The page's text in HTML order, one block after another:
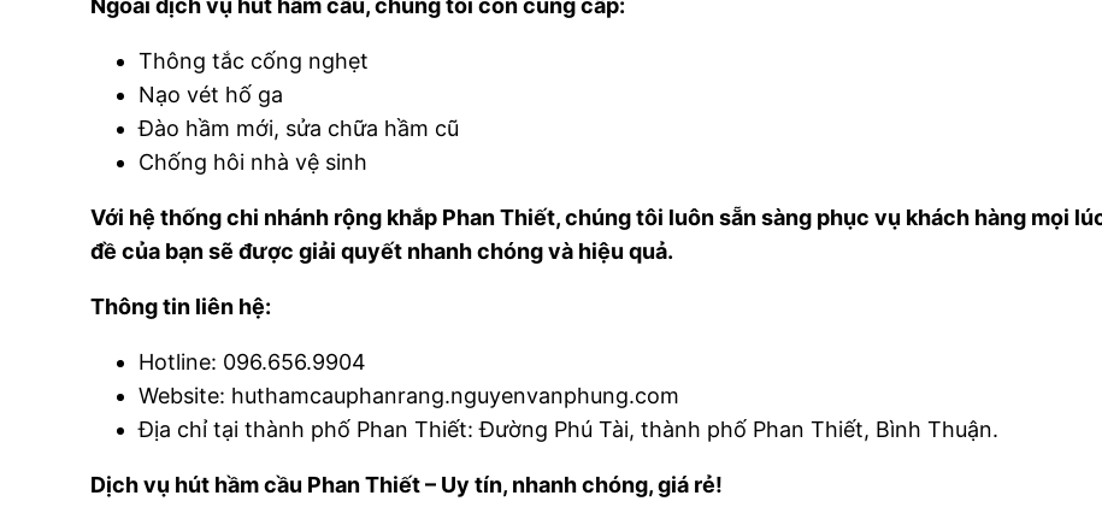
Ngoài dịch vụ hút hầm cầu, chúng tôi còn cung cấp:
Thông tắc cống nghẹt
Nạo vét hố ga
Đào hầm mới, sửa chữa hầm cũ
Chống hôi nhà vệ sinh
Với hệ thống chi nhánh rộng khắp Phan Thiết, chúng tôi luôn sẵn sàng phục vụ khách hàng mọi
đề của bạn sẽ được giải quyết nhanh chóng và hiệu quả.
Thông tin liên hệ:
Hotline: 096.656.9904
Website: huthamcauphanrang.nguyenvanphung.com
Địa chỉ tại thành phố Phan Thiết: Đường Phú Tài, thành phố Phan Thiết, Bình Thuận.
Dịch vụ hút hầm cầu Phan Thiết – Uy tín, nhanh chóng, giá rẻ!